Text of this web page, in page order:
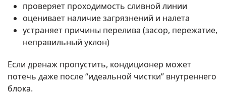
проверяет проходимость сливной линии
оценивает наличие загрязнений и налета
устраняет причины перелива (засор, пережатие,
неправильный уклон)
Если дренаж пропустить, кондиционер может
потечь даже после “идеальной чистки” внутреннего
блока.